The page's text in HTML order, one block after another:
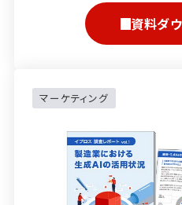
資料ダ
マーケティング